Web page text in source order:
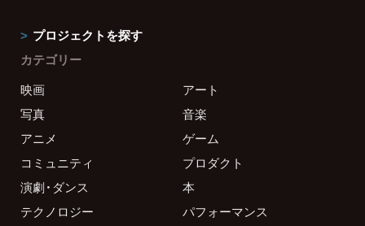
プロジェクトを探す
カテゴリー
映画
アート
写真
音楽
アニメ
ゲーム
コミュニティ
プロダクト
演劇・ダンス
本
テクノロジー
パフォーマンス